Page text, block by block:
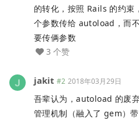
的转化，按照 Rails 的约束
个参数传给 autoload，而
要传俩参数
3 个赞
jakit #2 2018年03月29日
吾辈认为，autoload 的废
管理机制（融入了 gem）